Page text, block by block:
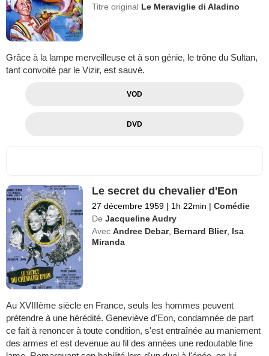
Titre original Le Meraviglie di Aladino
Grâce à la lampe merveilleuse et à son génie, le trône du Sultan,
tant convoité par le Vizir, est sauvé.
VOD
DVD
Le secret du chevalier d'Eon
27 décembre 1959 | 1h 22min | Comédie
De Jacqueline Audry
Avec Andree Debar, Bernard Blier, Isa
Miranda
Au XVIIIème siècle en France, seuls les hommes peuvent
prétendre à une hérédité. Geneviève d'Eon, condamnée de part
ce fait à renoncer à toute condition, s'est entraînée au maniement
des armes et est devenue au fil des années une redoutable fine